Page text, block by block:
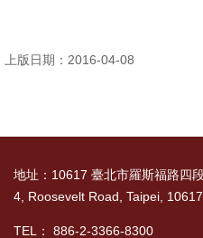
高
耕
辦
法
及
上版日期：2016-04-08
地址：10617 臺北市羅斯福路四
4, Roosevelt Road, Taipei,
TEL： 886-2-3366-8300